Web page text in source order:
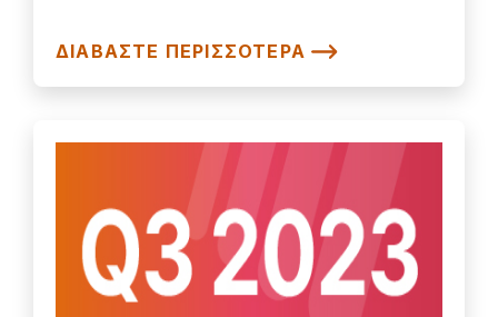
ΔΙΑΒΆΣΤΕ ΠΕΡΙΣΣΌΤΕΡΑ